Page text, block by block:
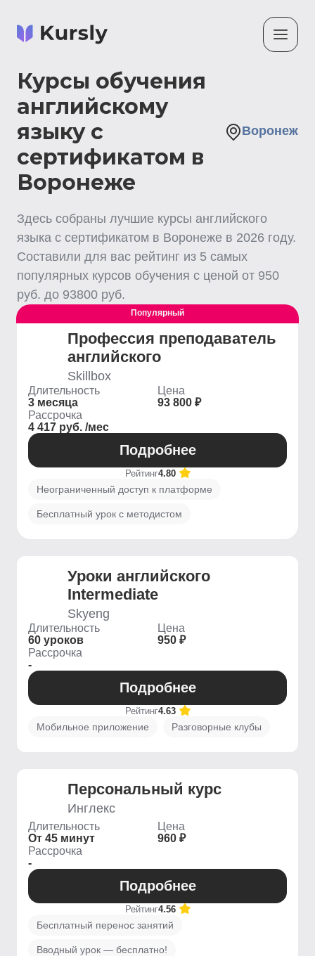
Курсы обучения
английскому
языку с
сертификатом в
Воронеже
Воронеж
Здесь собраны лучшие курсы английского
языка с сертификатом в Воронеже в 2026 году.
Составили для вас рейтинг из 5 самых
популярных курсов обучения с ценой от 950
руб. до 93800 руб.
Популярный
Профессия преподаватель
английского
Skillbox
Длительность
3 месяца
Цена
93 800 ₽
Рассрочка
4 417 руб. /мес
Подробнее
Рейтинг4.80
Неограниченный доступ к платформе
Бесплатный урок с методистом
Уроки английского
Intermediate
Skyeng
Длительность
60 уроков
Цена
950 ₽
Рассрочка
-
Подробнее
Рейтинг4.63
Мобильное приложение Разговорные клубы
Персональный курс
Инглекс
Длительность
От 45 минут
Цена
960 ₽
Рассрочка
-
Подробнее
Рейтинг4.56
Бесплатный перенос занятий
Вводный урок — бесплатно!